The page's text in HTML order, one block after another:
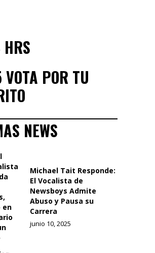
POR TU
NEWS
Michael Tait Responde:
El Vocalista de
Newsboys Admite
Abuso y Pausa su
Carrera
junio 10, 2025